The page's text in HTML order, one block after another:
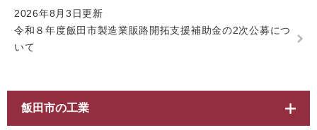
2026年8月3日更新
令和８年度飯田市製造業販路開拓支援補助金の2次公募につ
いて
飯田市の工業